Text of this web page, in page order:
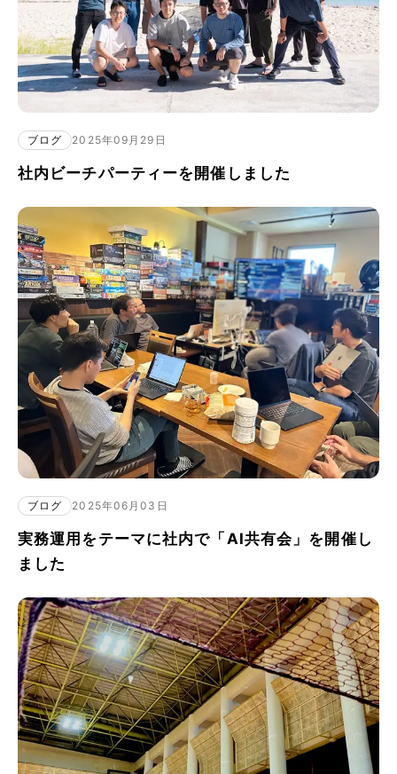
ブログ 2025年09月29日
社内ビーチパーティーを開催しました
ブログ 2025年06月03日
実務運用をテーマに社内で「AI共有会」を開催し
ました